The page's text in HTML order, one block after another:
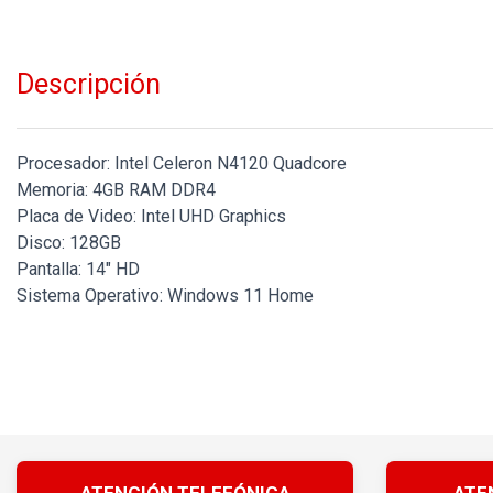
Descripción
Procesador: Intel Celeron N4120 Quadcore
Memoria: 4GB RAM DDR4
Placa de Video: Intel UHD Graphics
Disco: 128GB
Pantalla: 14" HD
Sistema Operativo: Windows 11 Home